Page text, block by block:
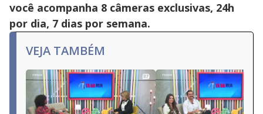
você acompanha 8 câmeras exclusivas, 24h
por dia, 7 dias por semana.
VEJA TAMBÉM